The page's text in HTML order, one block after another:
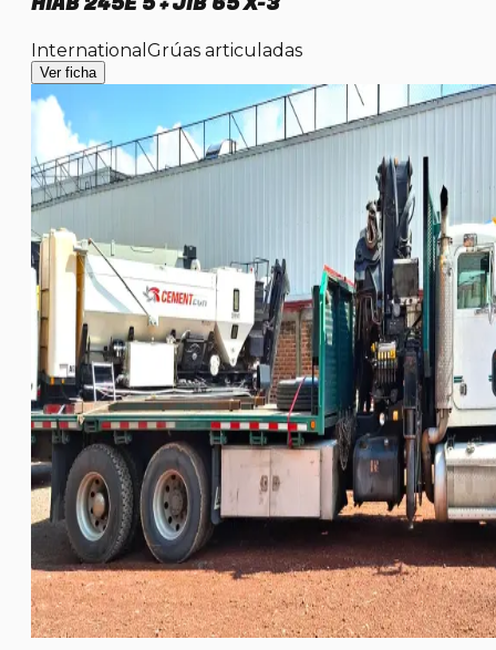
International Grúas articuladas
Ver ficha